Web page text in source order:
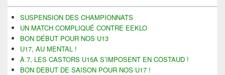
de
widget
pour
barre
latérale
SUSPENSION DES CHAMPIONNATS
UN MATCH COMPLIQUÉ CONTRE EEKLO
BON DÉBUT POUR NOS U13
U17, AU MENTAL !
À 7, LES CASTORS U15A S’IMPOSENT EN COSTAUD !
BON DEBUT DE SAISON POUR NOS U17 !